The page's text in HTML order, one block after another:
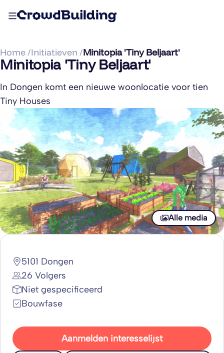
Home /Initiatieven /Minitopia 'Tiny Beljaart'
Minitopia 'Tiny Beljaart'
In Dongen komt een nieuwe woonlocatie voor tien
Tiny Houses
Alle media
5101 Dongen
26 Volgers
Niet gespecificeerd
Bouwfase
Aanmelden interesselijst